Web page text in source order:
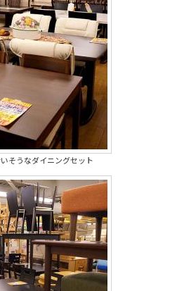
そうなダイニングセット